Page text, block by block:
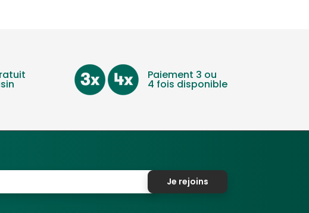
Paiement 3 ou
4 fois disponible
Je rejoins